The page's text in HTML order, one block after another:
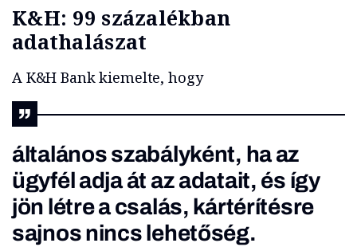
K&H: 99 százalékban
adathalászat
A K&H Bank kiemelte, hogy
általános szabályként, ha az
ügyfél adja át az adatait, és így
jön létre a csalás, kártérítésre
sajnos nincs lehetőség.